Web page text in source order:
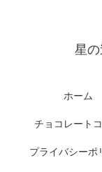
星の
ホーム
チョコレート
プライバシーポ